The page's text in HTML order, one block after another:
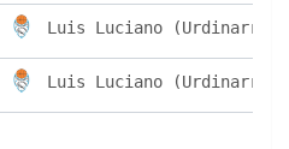
Luis Luciano
Luis Luciano